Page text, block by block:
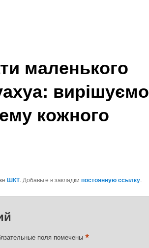
маленького
вирішуємо
кожного
ШКТ. Добавьте в закладки постоянную ссылку.
поля помечены *